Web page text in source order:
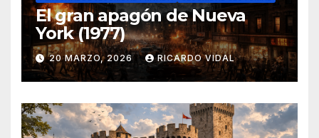
El gran apagón de Nueva
York (1977)
20 MARZO, 2026 RICARDO VIDAL